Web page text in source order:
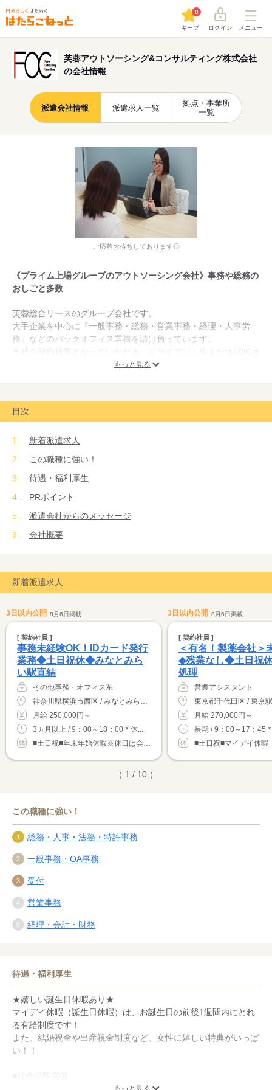
キープ
0
ログイン メニュー
芙蓉アウトソーシング&コンサルティング株式会社
の会社情報
派遣会社情報 派遣求人一覧
拠点・事業所
一覧
ご応募お待ちしております◎
《プライム上場グループのアウトソーシング会社》事務や総務の
おしごと多数
芙蓉総合リースのグループ会社です。
大手企業を中心に『一般事務・総務・営業事務・経理・人事労
務』などのバックオフィス業務を請け負っています。
当社の契約社員となっていただき、クライアント先またはFOCオ
フィス内でご就業いただきます。
基本的には長期のお仕事がメインですが、1～2か月の短期なども
あります。
が可能なお仕事もあります。
「事務にチャレンジしてみたい！」
「これからも事務を続けたい！」
「ご出産や職場復帰に合わせて、就業先や働き方を変えたい！」
もっと見る
目次
新着派遣求人
この職種に強い！
待遇・福利厚生
PRポイント
派遣会社からのメッセージ
会社概要
新着派遣求人
3日以内公開 8月6日掲載
[ 契約社員 ]
事務未経験OK！IDカード発行
業務◆土日祝休◆みなとみら
い駅直結
その他事務・オフィス系
神奈川県横浜市西区 / みなとみらい駅（徒歩5分）
月給 250,000円～
3ヵ月以上 / 9：00～18：00＊休...
■土日祝■年末年始休暇※休日は会社カレンダ...
3日以内公開 8月6日掲載
[ 契約社員 ]
＜有名！製薬会社＞
◆残業なし◆土日祝
処理
営業アシスタント
月給 270,000円～
長期 / 9：00～17：45
（ 1 / 10 ）
この職種に強い！
総務・人事・法務・特許事務
一般事務・OA事務
受付
営業事務
経理・会計・財務
待遇・福利厚生
★嬉しい誕生日休暇あり★
マイデイ休暇（誕生日休暇）は、お誕生日の前後1週間内にとれ
る有給制度です！
また、結婚祝金や出産祝金制度など、女性に嬉しい特典がいっぱ
い！！
もっと見る